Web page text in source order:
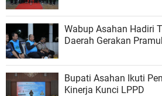
Wabup Asahan Hadiri
Daerah Gerakan
Bupati Asahan Ikuti
Kinerja Kunci LPPD